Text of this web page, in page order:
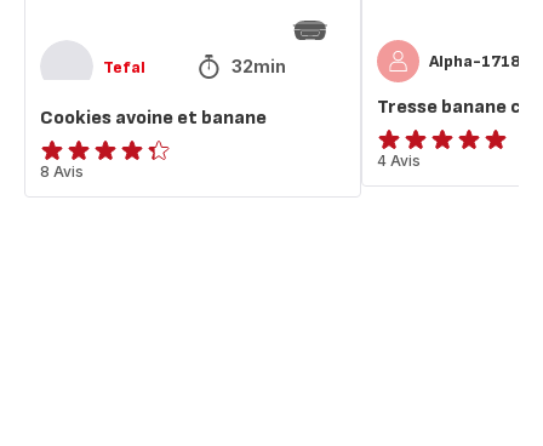
Tefal 32min
Cookies avoine et banane
ratings.4.3
8 Avis
Alpha-1718
Tresse banane
Avis
5
4 Avis